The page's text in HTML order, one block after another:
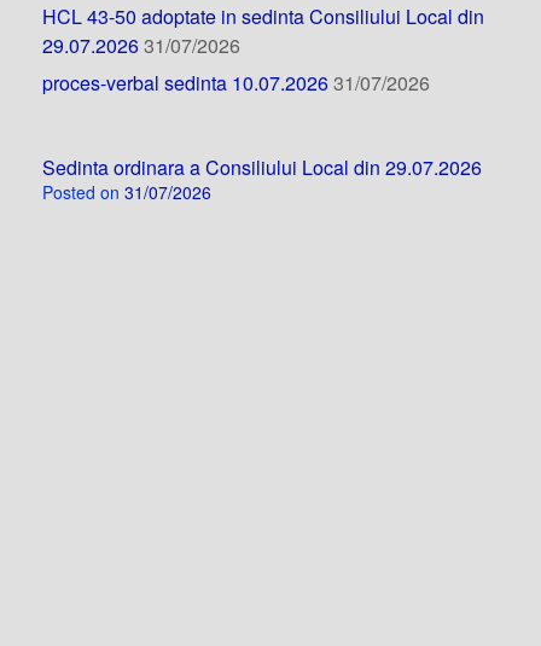
HCL 43-50 adoptate in sedinta Consiliului Local din
29.07.202631/07/2026
proces-verbal sedinta 10.07.202631/07/2026
Sedinta ordinara a Consiliului Local din 29.07.2026
Posted on 31/07/2026